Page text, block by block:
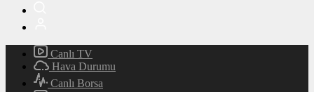
Canlı TV
Hava Durumu
Canlı Borsa